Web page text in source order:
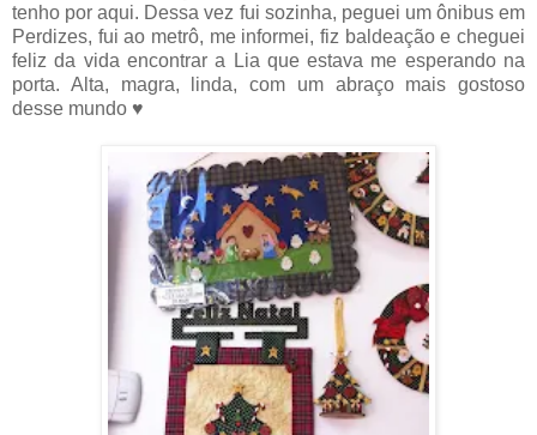
tenho por aqui. Dessa vez fui sozinha, peguei um ônibus em
Perdizes, fui ao metrô, me informei, fiz baldeação e cheguei
feliz da vida encontrar a Lia que estava me esperando na
porta. Alta, magra, linda, com um abraço mais gostoso
desse mundo ♥